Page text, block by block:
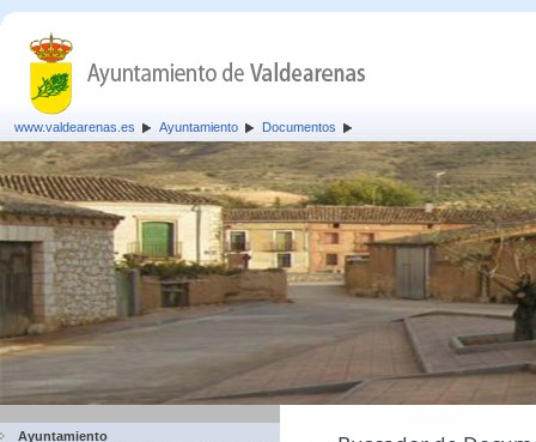
www.valdearenas.es Ayuntamiento Documentos
Ayuntamiento